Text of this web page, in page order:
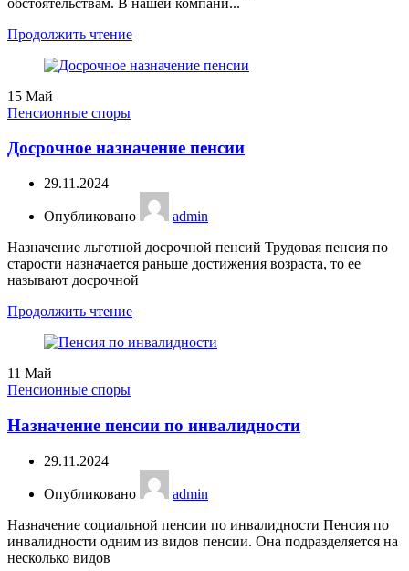
Продолжить чтение
15 Май
Пенсионные споры
Досрочное назначение пенсии
29.11.2024
Опубликовано
admin
Назначение льготной досрочной пенсий Трудовая пенсия по
старости назначается раньше достижения возраста, то ее
называют досрочной
Продолжить чтение
11 Май
Пенсионные споры
Назначение пенсии по инвалидности
29.11.2024
Опубликовано
admin
Назначение социальной пенсии по инвалидности Пенсия по
инвалидности одним из видов пенсии. Она подразделяется на
несколько видов